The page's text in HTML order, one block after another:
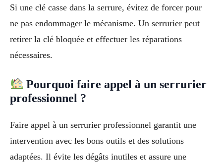
Si une clé casse dans la serrure, évitez de forcer pour
ne pas endommager le mécanisme. Un serrurier peut
retirer la clé bloquée et effectuer les réparations
nécessaires.
Pourquoi faire appel à un serrurier
professionnel ?
Faire appel à un serrurier professionnel garantit une
intervention avec les bons outils et des solutions
adaptées. Il évite les dégâts inutiles et assure une